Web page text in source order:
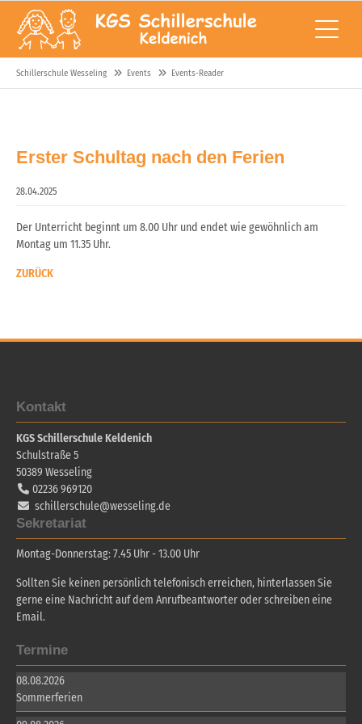
Schillerschule Wesseling Events Events-Reader
Erster Schultag nach den Ferien
28.04.2025
Der Unterricht beginnt um 8.00 Uhr und endet wie gewöhnlich am
Montag um 11.35 Uhr.
ZURÜCK
Kontakt
KGS Schillerschule Keldenich
Schulstraße 5
50389 Wesseling
02236 969120
schillerschule@wesseling.de
Sekretariat
Montag-Donnerstag: 7.45 Uhr - 13.00 Uhr
Sollten Sie keinen persönlich telefonisch erreichen, hinterlassen Sie
gerne eine Nachricht auf dem Anrufbeantworter oder schreiben eine
Email.
Termine
08.08.2026
Sommerferien